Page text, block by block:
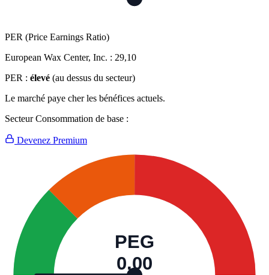
PER (Price Earnings Ratio)
European Wax Center, Inc. : 29,10
PER : élevé (au dessus du secteur)
Le marché paye cher les bénéfices actuels.
Secteur Consommation de base :
Devenez Premium
PEG
0,00